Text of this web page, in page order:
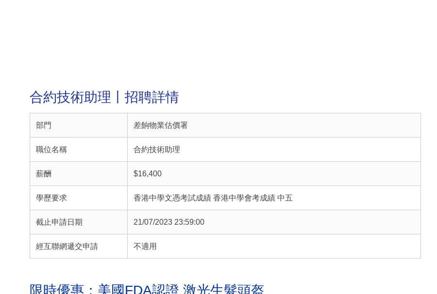
合約技術助理丨招聘詳情
部門 差餉物業估價署
職位名稱 合約技術助理
薪酬 $16,400
學歷要求 香港中學文憑考試成績 香港中學會考成績 中五
截止申請日期 21/07/2023 23:59:00
經互聯網遞交申請 不適用
限時優惠：美國FDA認證 激光生髮頭盔